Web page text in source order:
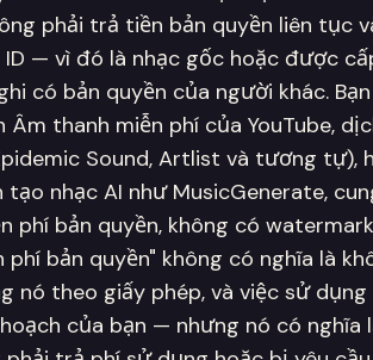
phải trả tiền bản quyền liên tục
— vì đó là nhạc gốc hoặc được
có bản quyền của người khác.
thanh miễn phí của YouTube,
Sound, Artlist và tương tự),
nhạc AI như MusicGenerate,
phí bản quyền, không có
phí bản quyền" không có nghĩa là
nó theo giấy phép, và việc sử
của bạn — nhưng nó có nghĩa